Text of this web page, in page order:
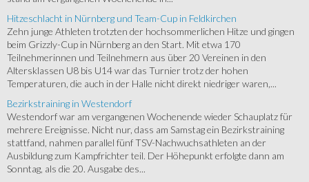
Hitzeschlacht in Nürnberg und Team-Cup in Feldkirchen
Zehn junge Athleten trotzten der hochsommerlichen Hitze und gingen
beim Grizzly-Cup in Nürnberg an den Start. Mit etwa 170
Teilnehmerinnen und Teilnehmern aus über 20 Vereinen in den
Altersklassen U8 bis U14 war das Turnier trotz der hohen
Temperaturen, die auch in der Halle nicht direkt niedriger waren,...
Bezirkstraining in Westendorf
Westendorf war am vergangenen Wochenende wieder Schauplatz für
mehrere Ereignisse. Nicht nur, dass am Samstag ein Bezirkstraining
stattfand, nahmen parallel fünf TSV-Nachwuchsathleten an der
Ausbildung zum Kampfrichter teil. Der Höhepunkt erfolgte dann am
Sonntag, als die 20. Ausgabe des...